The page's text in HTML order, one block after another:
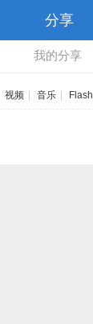
分享
我的分享
视频 音乐 Flash